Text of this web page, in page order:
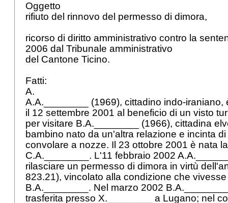
Oggetto
rifiuto del rinnovo del permesso di dimora,
ricorso di diritto amministrativo contro la
2006 dal Tribunale amministrativo
del Cantone Ticino.
Fatti:
A.
A.A.________ (1969), cittadino indo-iraniano,
il 12 settembre 2001 al beneficio di un visto
per visitare B.A.________ (1966), cittadina
bambino nato da un'altra relazione e incinta
convolare a nozze. Il 23 ottobre 2001 è nata
C.A.________. L'11 febbraio 2002
rilasciare un permesso di dimora in virtù
823.21), vincolato alla condizione che
B.A.________. Nel marzo 2002
trasferita presso X.________ a Lugano; nel